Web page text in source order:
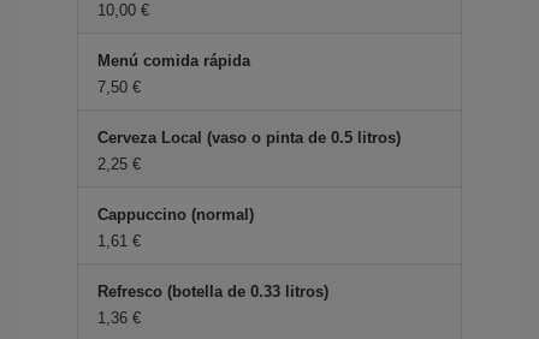
10,00 €
Menú comida rápida
7,50 €
Cerveza Local (vaso o pinta de 0.5 litros)
2,25 €
Cappuccino (normal)
1,61 €
Refresco (botella de 0.33 litros)
1,36 €